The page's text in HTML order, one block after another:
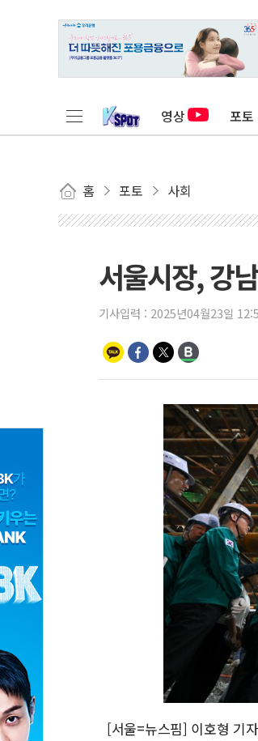
영상 포토
홈 포토 사회
서울시장, 강
기사입력 : 2025년04월23일
[서울=뉴스핌] 이호형 기